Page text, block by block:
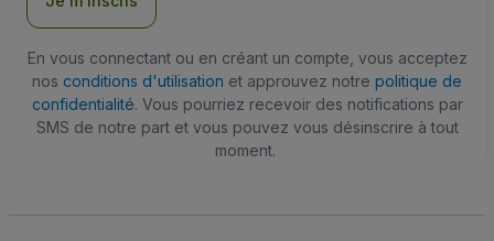
En vous connectant ou en créant un compte, vous acceptez
nos conditions d'utilisation et approuvez notre politique de
confidentialité. Vous pourriez recevoir des notifications par
SMS de notre part et vous pouvez vous désinscrire à tout
moment.